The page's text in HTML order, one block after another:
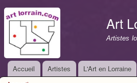
Art
Artistes
Menu principal
Accueil Artistes L'Art en Lorraine